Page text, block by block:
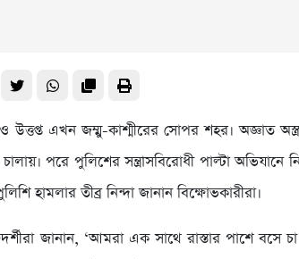
উত্তপ্ত এখন জম্মু-কাশ্মীরের সোপর শহর। অজ্ঞাত
চালায়। পরে পুলিশের সন্ত্রাসবিরোধী পাল্টা
হামলার তীব্র নিন্দা জানান বিক্ষোভকারীরা।
জানান, ‘আমরা এক সাথে রাস্তার পাশে বসে